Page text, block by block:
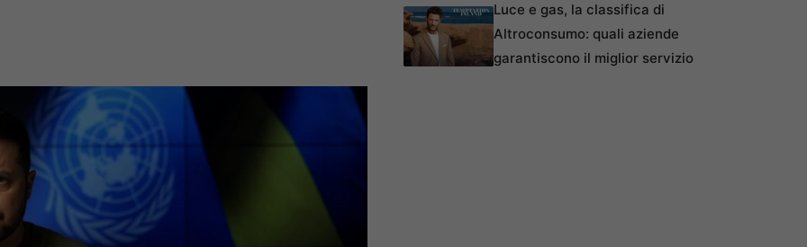
Luce e gas, la classifica di
Altroconsumo: quali aziende
garantiscono il miglior servizio